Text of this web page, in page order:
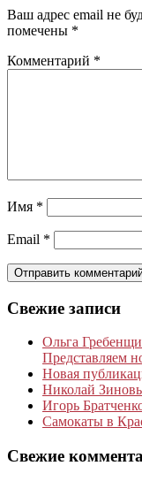
Ваш адрес email не
помечены *
Комментарий *
Имя *
Email *
Свежие записи
Ольга
Представляем
Новая
Николай
Игорь
Самокаты в
Свежие